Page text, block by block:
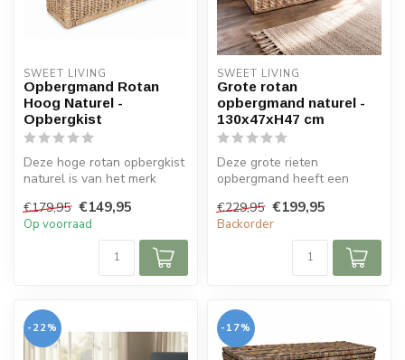
SWEET LIVING
Opbergmand Rotan
Hoog Naturel -
Opbergkist
Deze hoge rotan opbergkist
naturel is van het merk
mand i...
€179,95 €149,95
Op voorraad
SWEET LIVING
Grote rotan
opbergmand naturel -
130x47xH47 cm
Deze grote rieten
opbergmand heeft een
rieten mand ...
€229,95 €199,95
Backorder
-22% -17%